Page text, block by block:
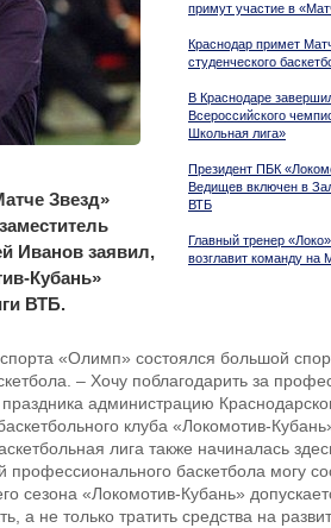
примут участие в
Краснодар примет
студенческого
В Краснодаре
Всероссийского
Школьная лига»
Президент ПБК
Ведищев включен в
ВТБ
Главный тренер
возглавит команду на
Звезд»
Иванов заявил,
Кубань»
ВТБ.
«Олимп» состоялся большой
– Хочу поблагодарить за
администрацию
клуба «Локомотив-
лига также начиналась
профессионального баскетбола могу
сезона «Локомотив-Кубань»
а не только тратить средства на